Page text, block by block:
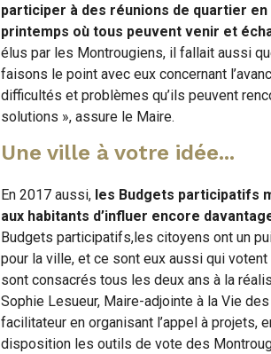
participer à des réunions de quartier
printemps où tous peuvent venir et
élus par les Montrougiens, il fallait aussi
faisons le point avec eux concernant
difficultés et problèmes qu’ils peuvent
solutions », assure le Maire.
Une ville à votre idée...
En 2017 aussi, les Budgets participatifs
aux habitants d’influer encore
Budgets participatifs,les citoyens ont un
pour la ville, et ce sont eux aussi qui
sont consacrés tous les deux ans à la
Sophie Lesueur, Maire-adjointe à la Vie
facilitateur en organisant l’appel à
disposition les outils de vote des